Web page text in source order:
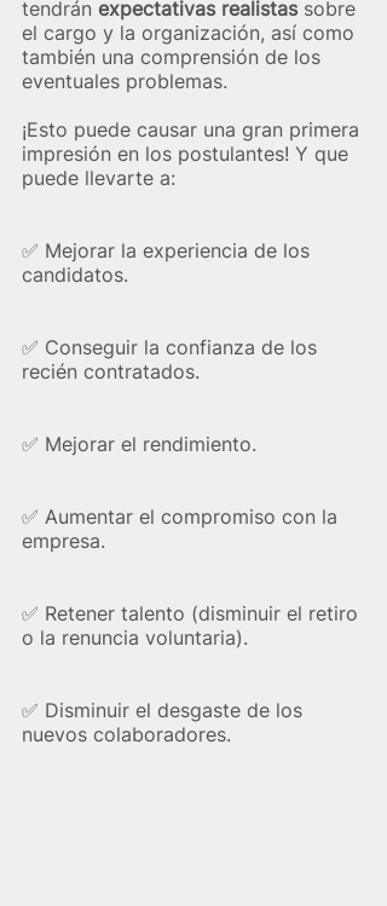
tendrán expectativas realistas sobre
el cargo y la organización, así como
también una comprensión de los
eventuales problemas.
¡Esto puede causar una gran primera
impresión en los postulantes! Y que
puede llevarte a:
✅​ Mejorar la experiencia de los
candidatos.
✅​ Conseguir la confianza de los
recién contratados.
✅​ Mejorar el rendimiento.
✅​ Aumentar el compromiso con la
empresa.
✅​ Retener talento (disminuir el retiro
o la renuncia voluntaria).
✅​ Disminuir el desgaste de los
nuevos colaboradores.